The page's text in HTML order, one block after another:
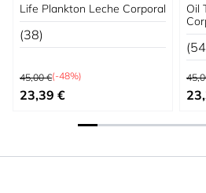
Life Plankton Leche Corporal
(38)
Precio habitual
45,00 €(-48%)
Precio especial
23,39 €
Oil